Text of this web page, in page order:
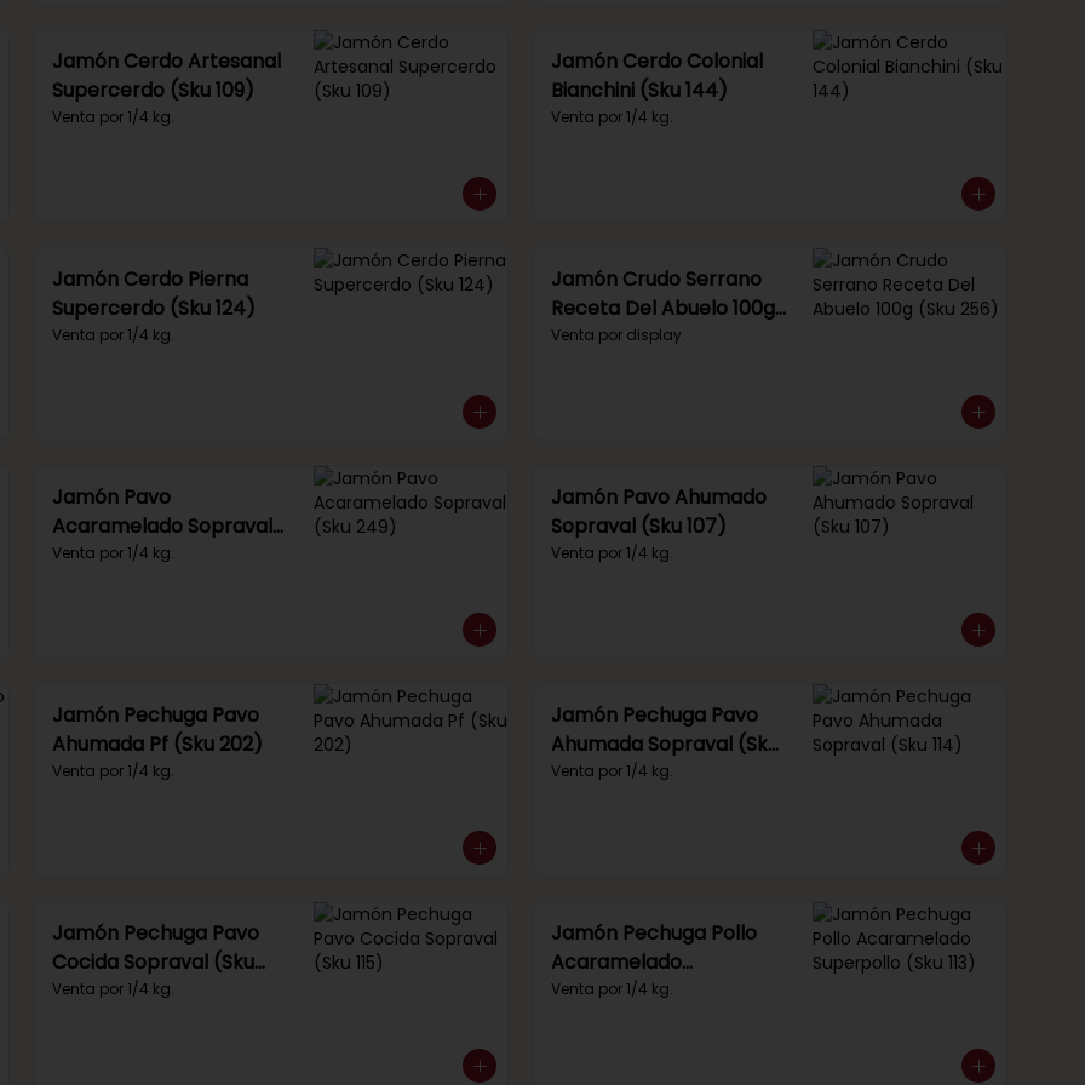
Jamón Cerdo Artesanal
Supercerdo (Sku 109)
Venta por 1/4 kg.
Jamón Cerdo Colonial
Bianchini (Sku 144)
Venta por 1/4 kg.
Jamón Cerdo Pierna
Supercerdo (Sku 124)
Venta por 1/4 kg.
Jamón Crudo Serrano
Receta Del Abuelo 100g
(Sku 256)
Venta por display.
Jamón Pavo
Acaramelado Sopraval
(Sku 249)
Venta por 1/4 kg.
Jamón Pavo Ahumado
Sopraval (Sku 107)
Venta por 1/4 kg.
Jamón Pechuga Pavo
Ahumada Pf (Sku 202)
Venta por 1/4 kg.
Jamón Pechuga Pavo
Ahumada Sopraval (Sku
114)
Venta por 1/4 kg.
Jamón Pechuga Pavo
Cocida Sopraval (Sku
115)
Venta por 1/4 kg.
Jamón Pechuga Pollo
Acaramelado
Superpollo (Sku 113)
Venta por 1/4 kg.